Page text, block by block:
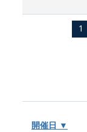
1
開催日 ▼